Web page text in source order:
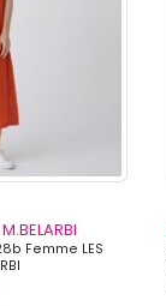
Femme LES